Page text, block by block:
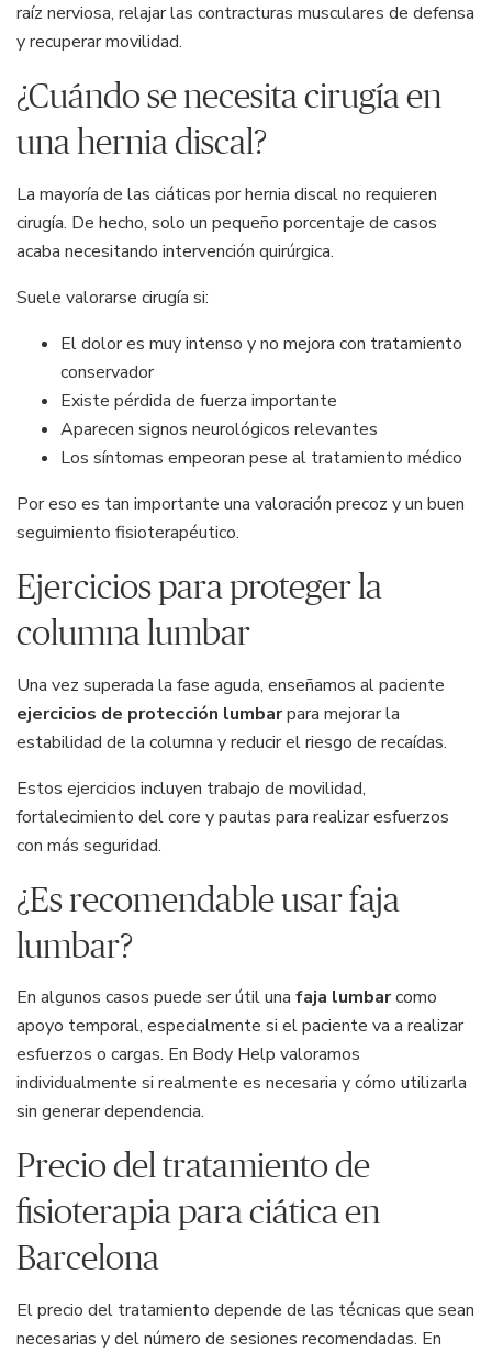
raíz nerviosa, relajar las contracturas musculares de defensa
y recuperar movilidad.
¿Cuándo se necesita cirugía en
una hernia discal?
La mayoría de las ciáticas por hernia discal no requieren
cirugía. De hecho, solo un pequeño porcentaje de casos
acaba necesitando intervención quirúrgica.
Suele valorarse cirugía si:
El dolor es muy intenso y no mejora con tratamiento
conservador
Existe pérdida de fuerza importante
Aparecen signos neurológicos relevantes
Los síntomas empeoran pese al tratamiento médico
Por eso es tan importante una valoración precoz y un buen
seguimiento fisioterapéutico.
Ejercicios para proteger la
columna lumbar
Una vez superada la fase aguda, enseñamos al paciente
ejercicios de protección lumbarpara mejorar la
estabilidad de la columna y reducir el riesgo de recaídas.
Estos ejercicios incluyen trabajo de movilidad,
fortalecimiento del core y pautas para realizar esfuerzos
con más seguridad.
¿Es recomendable usar faja
lumbar?
En algunos casos puede ser útil una faja lumbarcomo
apoyo temporal, especialmente si el paciente va a realizar
esfuerzos o cargas. En Body Help valoramos
individualmente si realmente es necesaria y cómo utilizarla
sin generar dependencia.
Precio del tratamiento de
fisioterapia para ciática en
Barcelona
El precio del tratamiento depende de las técnicas que sean
necesarias y del número de sesiones recomendadas. En